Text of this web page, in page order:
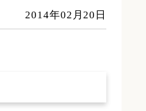
2014年02月20日